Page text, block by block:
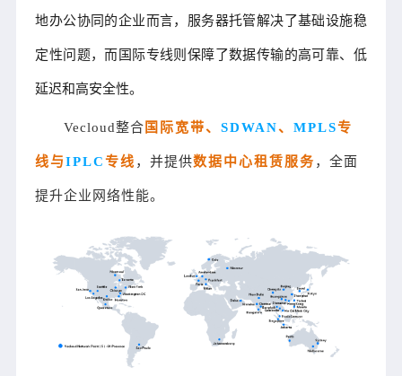
地办公协同的企业而言，服务器托管解决了基础设施稳
定性问题，而国际专线则保障了数据传输的高可靠、低
延迟和高安全性。
Vecloud整合 国际宽带、SDWAN、MPLS专
线与IPLC专线 ，并提供数据中心租赁服务，全面
提升企业网络性能。